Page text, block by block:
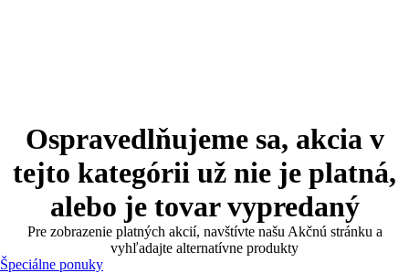
Ospravedlňujeme sa, akcia v
tejto kategórii už nie je platná,
alebo je tovar vypredaný
Pre zobrazenie platných akcií, navštívte našu Akčnú stránku a
vyhľadajte alternatívne produkty
Špeciálne ponuky